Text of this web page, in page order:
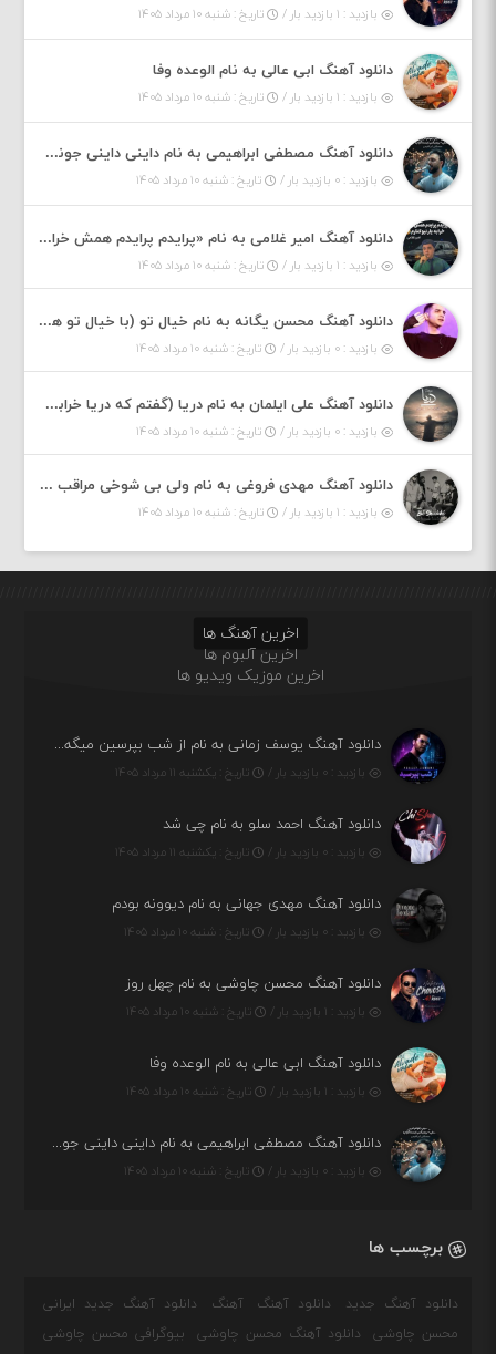
بازدید : ۱ بازدید بار / تاریخ : شنبه ۱۰ مرداد ۱۴۰۵
دانلود آهنگ ابی عالی به نام الوعده وفا
بازدید : ۱ بازدید بار / تاریخ : شنبه ۱۰ مرداد ۱۴۰۵
دانلود آهنگ مصطفی ابراهیمی به نام داینی داینی جونم قربون پنج تیر پرونم
بازدید : ۰ بازدید بار / تاریخ : شنبه ۱۰ مرداد ۱۴۰۵
دانلود آهنگ امیر غلامی به نام «پرایدم پرایدم همش خرابه یار نیو کنارم دیگه پولی نداروم (ریمیکس اینستاگرام)»
بازدید : ۱ بازدید بار / تاریخ : شنبه ۱۰ مرداد ۱۴۰۵
دانلود آهنگ محسن یگانه به نام خیال تو (با خیال تو هنوزم مثل هر روز و همیشه ریمیکس)
بازدید : ۰ بازدید بار / تاریخ : شنبه ۱۰ مرداد ۱۴۰۵
دانلود آهنگ علی ایلمان به نام دریا (گفتم که دریا خرابه نمه بارونه لب شط و نبین)
بازدید : ۰ بازدید بار / تاریخ : شنبه ۱۰ مرداد ۱۴۰۵
دانلود آهنگ مهدی فروغی به نام ولی بی شوخی مراقب من باش
بازدید : ۱ بازدید بار / تاریخ : شنبه ۱۰ مرداد ۱۴۰۵
اخرین آهنگ ها
اخرین آلبوم ها
اخرین موزیک ویدیو ها
دانلود آهنگ یوسف زمانی به نام از شب بپرسین میگه چه روزگاری دارم
بازدید : ۰ بازدید بار / تاریخ : یکشنبه ۱۱ مرداد ۱۴۰۵
دانلود آهنگ احمد سلو به نام چی شد
بازدید : ۰ بازدید بار / تاریخ : یکشنبه ۱۱ مرداد ۱۴۰۵
دانلود آهنگ مهدی جهانی به نام دیوونه بودم
بازدید : ۰ بازدید بار / تاریخ : شنبه ۱۰ مرداد ۱۴۰۵
دانلود آهنگ محسن چاوشی به نام چهل روز
بازدید : ۱ بازدید بار / تاریخ : شنبه ۱۰ مرداد ۱۴۰۵
دانلود آهنگ ابی عالی به نام الوعده وفا
بازدید : ۱ بازدید بار / تاریخ : شنبه ۱۰ مرداد ۱۴۰۵
دانلود آهنگ مصطفی ابراهیمی به نام داینی داینی جونم قربون پنج تیر پرونم
بازدید : ۰ بازدید بار / تاریخ : شنبه ۱۰ مرداد ۱۴۰۵
برچسب ها
دانلود آهنگ جدید دانلود آهنگ آهنگ
دانلود آهنگ جدید ایرانی
محسن چاوشی
دانلود آهنگ محسن چاوشی بیوگرافی محسن چاوشی